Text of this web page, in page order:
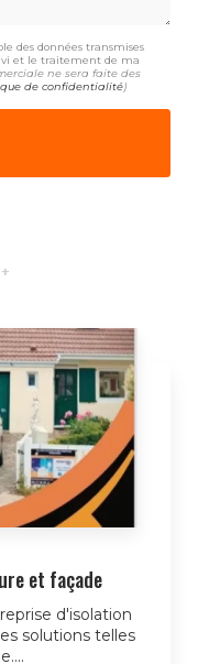
des données transmises
et le traitement de ma
ne sera faite des
de confidentialité)
et façade
d'isolation
solutions telles